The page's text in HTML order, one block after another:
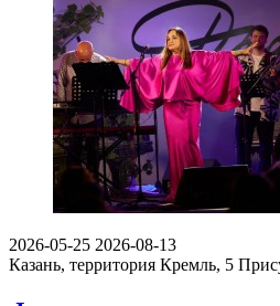
2026-05-25 2026-08-13
Казань, территория Кремль, 5